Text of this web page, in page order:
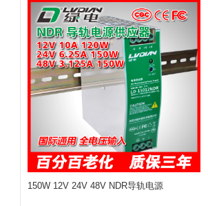
150W 12V 24V 48V NDR导轨电源